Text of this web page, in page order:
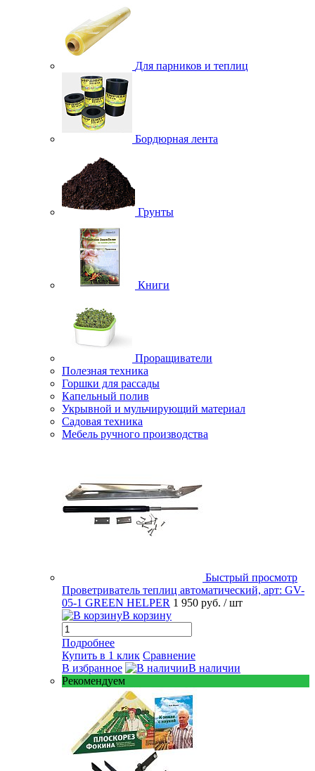
Для парников и теплиц
Бордюрная лента
Грунты
Книги
Проращиватели
Полезная техника
Горшки для рассады
Капельный полив
Укрывной и мульчирующий материал
Садовая техника
Мебель ручного производства
Быстрый просмотр
Проветриватель теплиц автоматический, арт: GV-
05-1 GREEN HELPER 1 950 руб. / шт
В корзину
Подробнее
Купить в 1 клик Сравнение
В избранное
В наличии
Рекомендуем